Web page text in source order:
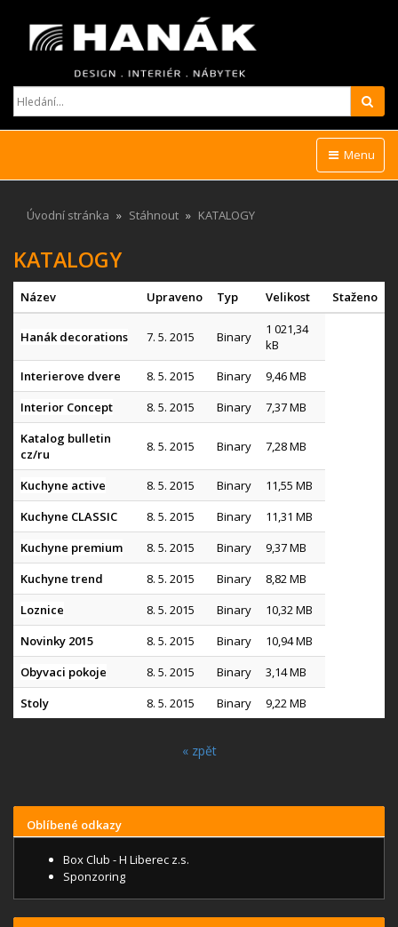
Menu
Úvodní stránka Stáhnout KATALOGY
KATALOGY
Název Upraveno Typ Velikost Staženo
Hanák decorations 7. 5. 2015 Binary
1 021,34
kB
Interierove dvere
8. 5. 2015 Binary
9,46 MB
Interior Concept
8. 5. 2015 Binary
7,37 MB
Katalog bulletin
cz/ru
8. 5. 2015 Binary 7,28 MB
Kuchyne active 8. 5. 2015 Binary
11,55 MB
Kuchyne CLASSIC
8. 5. 2015 Binary
11,31 MB
Kuchyne premium
8. 5. 2015 Binary
9,37 MB
Kuchyne trend
8. 5. 2015 Binary
8,82 MB
Loznice
8. 5. 2015 Binary
10,32 MB
Novinky 2015
8. 5. 2015 Binary
10,94 MB
Obyvaci pokoje
8. 5. 2015 Binary
3,14 MB
Stoly
8. 5. 2015 Binary 9,22 MB
« zpět
Oblíbené odkazy
Box Club - H Liberec z.s.
Sponzoring